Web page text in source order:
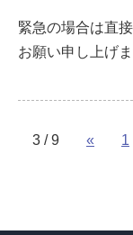
緊急の場合は直
お願い申し上げま
3 / 9 « 1